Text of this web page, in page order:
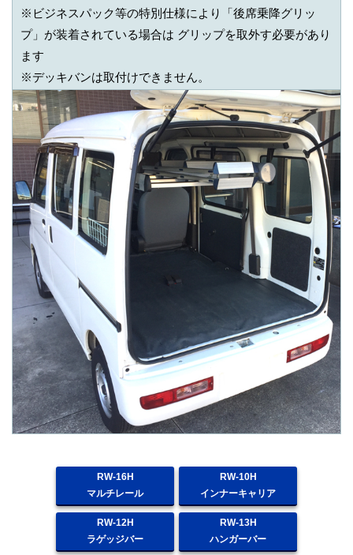
※ビジネスパック等の特別仕様により「後席乗降グリッ
プ」が装着されている場合は グリップを取外す必要があり
ます
※デッキバンは取付けできません。
RW-16H
マルチレール
RW-10H
インナーキャリア
RW-12H
ラゲッジバー
RW-13H
ハンガーバー